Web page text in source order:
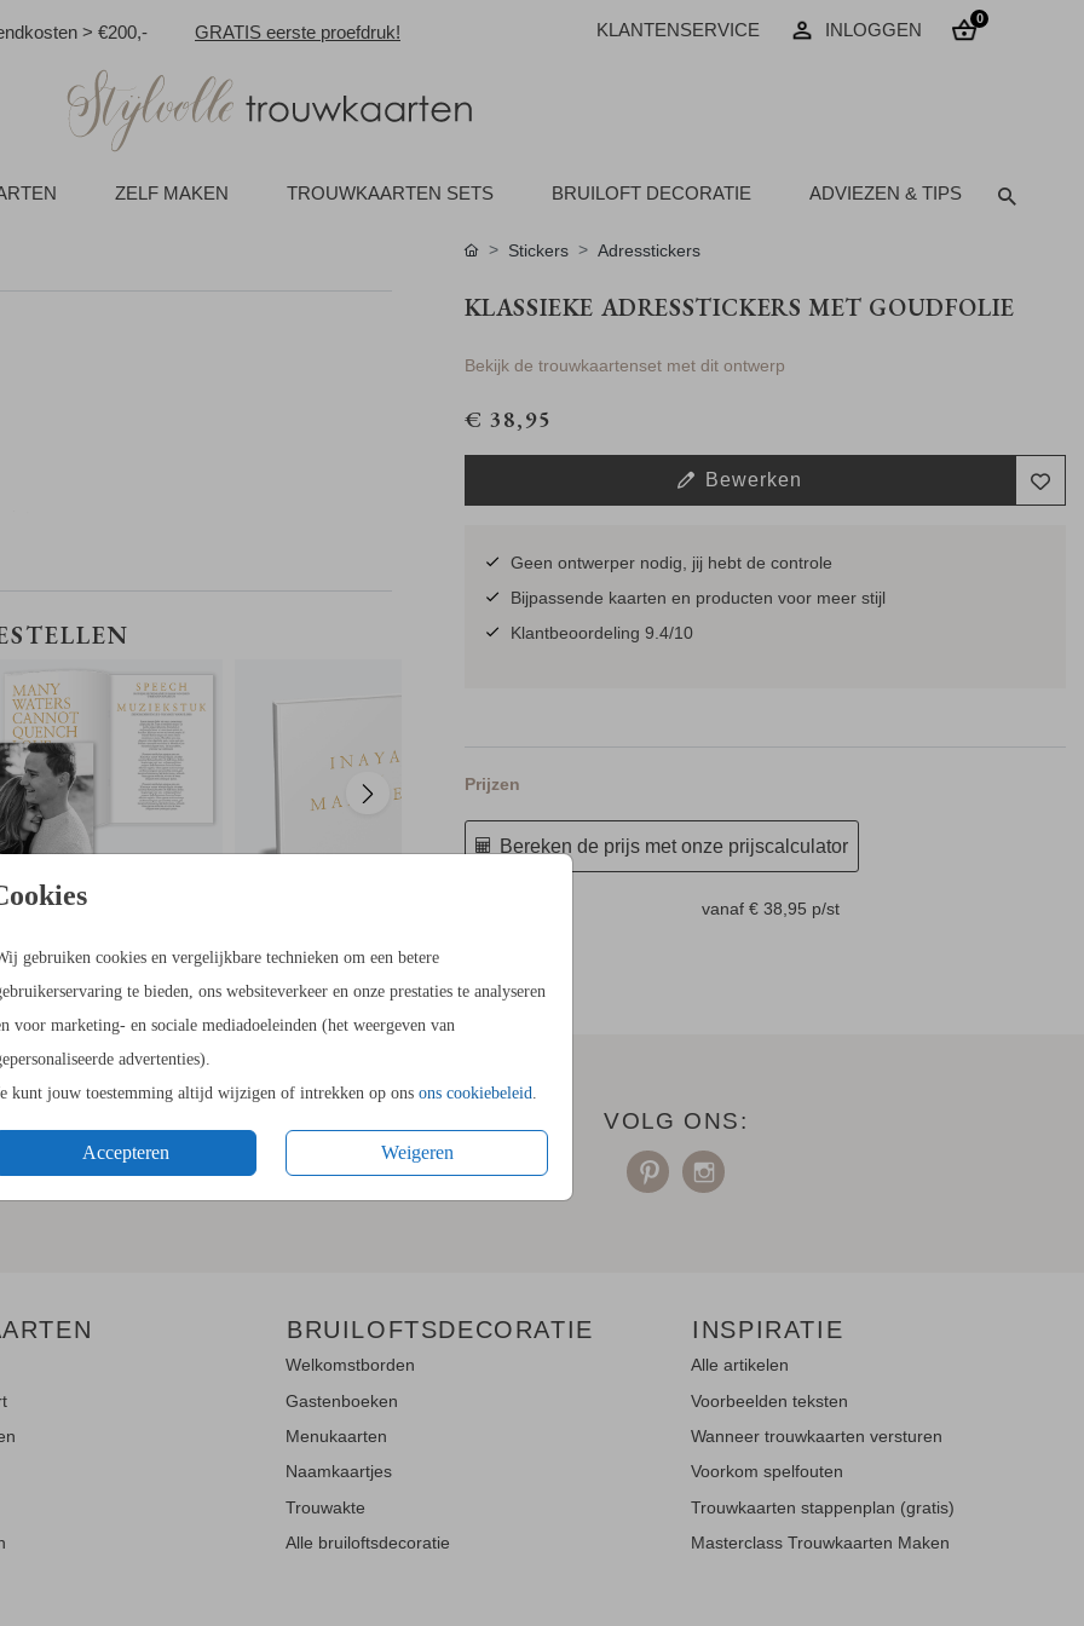
> €200,- GRATIS eerste proefdruk! KLANTENSERVICE INLOGGEN
0
ZELF MAKEN TROUWKAARTEN SETS BRUILOFT DECORATIE ADVIEZEN & TIPS
gebruiken cookies en vergelijkbare technieken om een betere
te bieden, ons websiteverkeer en onze prestaties te analyseren
voor marketing- en sociale mediadoeleinden (het weergeven van
advertenties).
kunt jouw toestemming altijd wijzigen of intrekken op ons ons cookiebeleid.
Accepteren Weigeren
Stickers Adresstickers
KLASSIEKE ADRESSTICKERS MET GOUDFOLIE
Bekijk de trouwkaartenset met dit ontwerp
€ 38,95
Bewerken
Geen ontwerper nodig, jij hebt de controle
Bijpassende kaarten en producten voor meer stijl
Klantbeoordeling 9.4/10
Prijzen
Bereken de prijs met onze prijscalculator
vanaf € 38,95 p/st
UPDATES"!
en blijf op de hoogte van de
VOLG ONS:
BRUILOFTSDECORATIE
Welkomstborden
Gastenboeken
Menukaarten
Naamkaartjes
Trouwakte
Alle bruiloftsdecoratie
INSPIRATIE
Alle artikelen
Voorbeelden teksten
Wanneer trouwkaarten versturen
Voorkom spelfouten
Trouwkaarten stappenplan (gratis)
Masterclass Trouwkaarten Maken